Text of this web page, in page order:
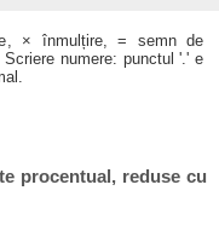
× înmulțire, = semn de
numere: punctul '.' e
procentual, reduse cu